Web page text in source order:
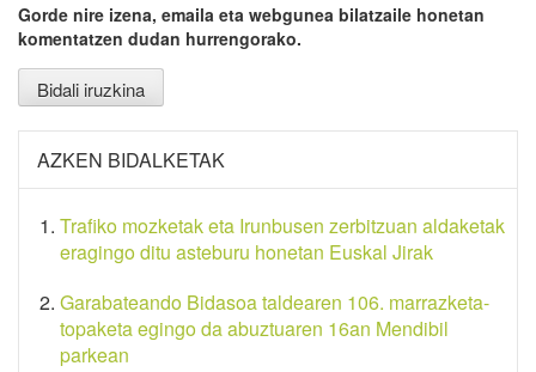
Gorde nire izena, emaila eta webgunea bilatzaile honetan
komentatzen dudan hurrengorako.
AZKEN BIDALKETAK
Trafiko mozketak eta Irunbusen zerbitzuan aldaketak
eragingo ditu asteburu honetan Euskal Jirak
Garabateando Bidasoa taldearen 106. marrazketa-
topaketa egingo da abuztuaren 16an Mendibil
parkean